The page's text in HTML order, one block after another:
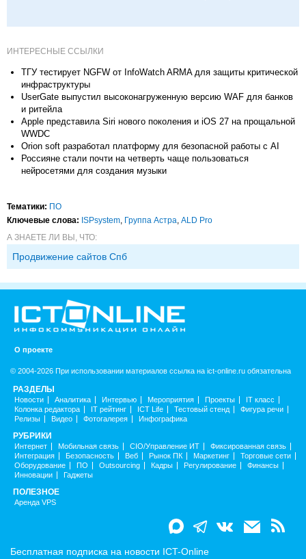
ИНТЕРЕСНЫЕ ССЫЛКИ
ТГУ тестирует NGFW от InfoWatch ARMA для защиты критической
инфраструктуры
UserGate выпустил высоконагруженную версию WAF для банков
и ритейла
Apple представила Siri нового поколения и iOS 27 на прощальной
WWDC
Orion soft разработал платформу для безопасной работы с AI
Россияне стали почти на четверть чаще пользоваться
нейросетями для создания музыки
Тематики: ПО
Ключевые слова: ISPsystem, Группа Астра, ALD Pro
А ЗНАЕТЕ ЛИ ВЫ, ЧТО:
Продвижение сайтов Спб
О проекте
© 2004-2026 При использовании материалов ссылка на ict-online.ru обязательна
РАЗДЕЛЫ
Новости Аналитика Интервью Мероприятия Проекты
IT класс
Колонка редактора
IT рейтинг ICT Life Тестовый стенд
Фигура речи
Релизы
Видео Фотогалерея Инфографика
РУБРИКИ
Интернет Мобильная связь CIO/Управление ИТ
Фиксированная связь
Интеграция
Безопасность Веб Рынок ПК Маркетинг
Торговые сети
Оборудование
ПО Outsourcing Кадры Регулирование
Финансы
Инновации
Гаджеты
ПОЛЕЗНОЕ
Аренда VPS
Бесплатная подписка на новости ICT-Online